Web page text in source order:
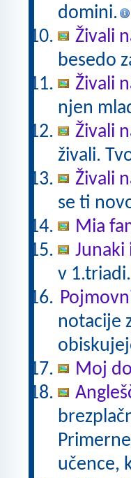
domini.
Živali
besedo
Živali
njen
Živali
živali.
Živali
se ti
Mia
Junaki
v
notacije
Moj
učence,